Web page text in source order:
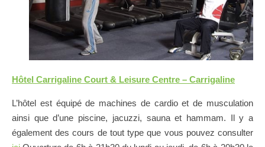
Hôtel Carrigaline Court & Leisure Centre – Carrigaline
L’hôtel est équipé de machines de cardio et de musculation
ainsi que d’une piscine, jacuzzi, sauna et hammam. Il y a
également des cours de tout type que vous pouvez consulter